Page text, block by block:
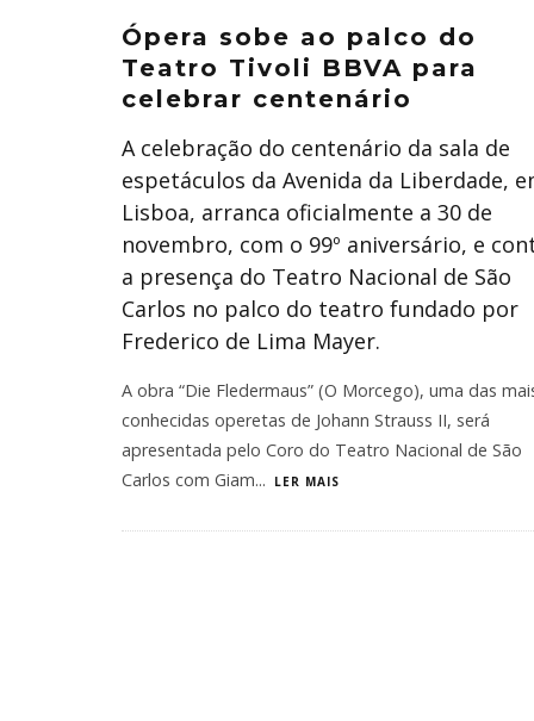
Ópera sobe ao palco do
Teatro Tivoli BBVA para
celebrar centenário
A celebração do centenário da sala de
espetáculos da Avenida da Liberdade,
Lisboa, arranca oficialmente a 30 de
novembro, com o 99º aniversário, e
a presença do Teatro Nacional de São
Carlos no palco do teatro fundado por
Frederico de Lima Mayer.
A obra “Die Fledermaus” (O Morcego), uma das
conhecidas operetas de Johann Strauss II, será
apresentada pelo Coro do Teatro Nacional de São
Carlos com Giam... LER MAIS